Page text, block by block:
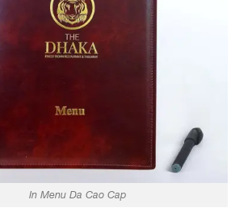
In Menu Da Cao Cap